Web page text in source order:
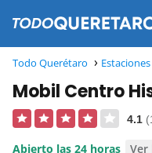
Todo Querétaro
Mobil Centro
4.1
Abierto las 24 horas Ver